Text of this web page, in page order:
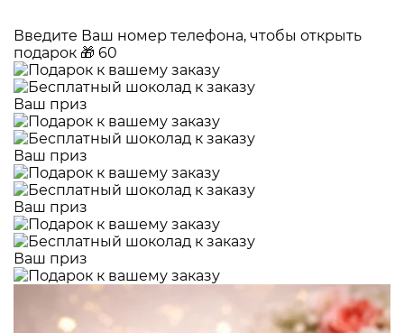
Введите Ваш номер телефона, чтобы открыть
подарок 🎁 60
Ваш приз
Ваш приз
Ваш приз
Ваш приз